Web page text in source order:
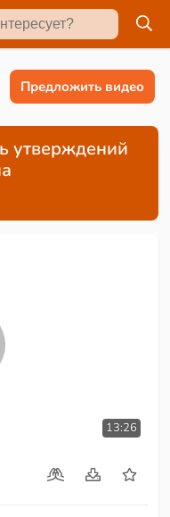
Предложить видео
утверждений
13:26